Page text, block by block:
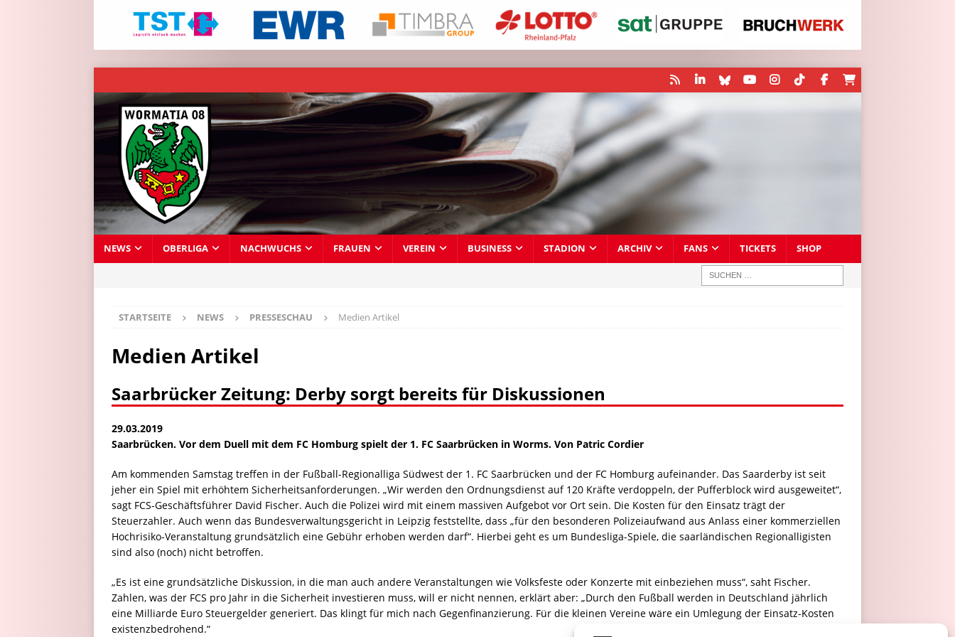
NEWS OBERLIGA NACHWUCHS FRAUEN VEREIN BUSINESS STADION ARCHIV FANS TICKETS SHOP
STARTSEITE NEWS PRESSESCHAU Medien Artikel
Medien Artikel
Saarbrücker Zeitung: Derby sorgt bereits für Diskussionen
29.03.2019
Saarbrücken. Vor dem Duell mit dem FC Homburg spielt der 1. FC Saarbrücken in Worms. Von Patric Cordier
Am kommenden Samstag treffen in der Fußball-Regionalliga Südwest der 1. FC Saarbrücken und der FC Homburg aufeinander. Das Saarderby ist seit
jeher ein Spiel mit erhöhtem Sicherheitsanforderungen. „Wir werden den Ordnungsdienst auf 120 Kräfte verdoppeln, der Pufferblock wird ausgeweitet“,
sagt FCS-Geschäftsführer David Fischer. Auch die Polizei wird mit einem massiven Aufgebot vor Ort sein. Die Kosten für den Einsatz trägt der
Steuerzahler. Auch wenn das Bundesverwaltungsgericht in Leipzig feststellte, dass „für den besonderen Polizeiaufwand aus Anlass einer kommerziellen
Hochrisiko-Veranstaltung grundsätzlich eine Gebühr erhoben werden darf“. Hierbei geht es um Bundesliga-Spiele, die saarländischen Regionalligisten
sind also (noch) nicht betroffen.
„Es ist eine grundsätzliche Diskussion, in die man auch andere Veranstaltungen wie Volksfeste oder Konzerte mit einbeziehen muss“, saht Fischer.
Zahlen, was der FCS pro Jahr in die Sicherheit investieren muss, will er nicht nennen, erklärt aber: „Durch den Fußball werden in Deutschland jährlich
eine Milliarde Euro Steuergelder generiert. Das klingt für mich nach Gegenfinanzierung. Für die kleinen Vereine wäre ein Umlegung der Einsatz-Kosten
existenzbedrohend.“